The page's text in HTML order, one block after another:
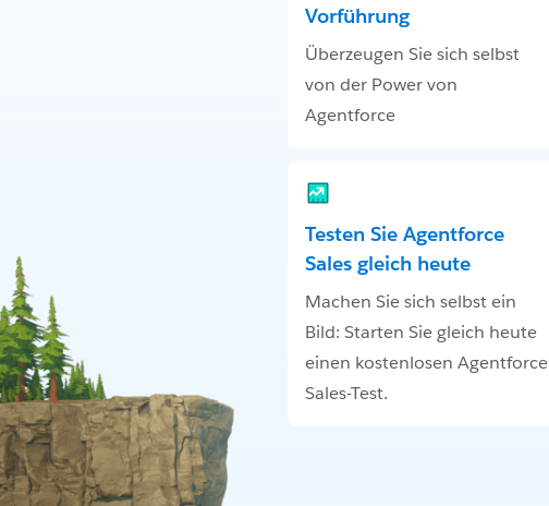
Vorführung
Überzeugen Sie sich selbst
von der Power von
Agentforce
Testen Sie Agentforce
Sales gleich heute
Machen Sie sich selbst ein
Bild: Starten Sie gleich heute
einen kostenlosen Agentforce
Sales-Test.